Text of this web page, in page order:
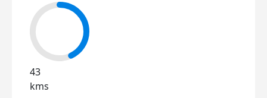
43
kms